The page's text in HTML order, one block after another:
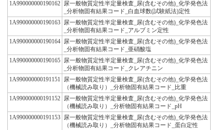
1A990000000190162
尿一般物質定性半定量検査_尿(含むその他)_化学発色法
_分析物固有結果コード_白血球数(試験紙法)定性
1A990000000190163
尿一般物質定性半定量検査_尿(含むその他)_化学発色法
_分析物固有結果コード_アルブミン定性
1A990000000190164
尿一般物質定性半定量検査_尿(含むその他)_化学発色法
_分析物固有結果コード_亜硝酸塩
1A990000000190165
尿一般物質定性半定量検査_尿(含むその他)_化学発色法
_分析物固有結果コード_クレアチニン
1A990000000191151
尿一般物質定性半定量検査_尿(含むその他)_化学発色法
（機械読み取り）_分析物固有結果コード_比重
1A990000000191152
尿一般物質定性半定量検査_尿(含むその他)_化学発色法
（機械読み取り）_分析物固有結果コード_pH
1A990000000191153
尿一般物質定性半定量検査_尿(含むその他)_化学発色法
（機械読み取り）_分析物固有結果コード_蛋白定性